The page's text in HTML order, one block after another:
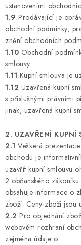
ustanoveními
1.9 Prodávající je
obchodní podmínky;
znění obchodních
1.10 Obchodní
smlouvy.
1.11 Kupní smlouva je
1.12 Uzavřená kupní
s příslušnými právními
jinak, uzavřená kupní
2. UZAVŘENÍ KUPNÍ
2.1 Veškerá
obchodu je
uzavřít kupní smlouvu
2 občanského
obsahuje informace o
zboží. Ceny zboží jsou
2.2 Pro objednání
webovém rozhraní
zejména údaje o: